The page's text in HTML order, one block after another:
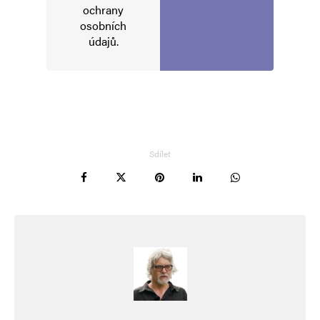
Vaše e-mailová adresa nebude zveřejněna.
Webová stránka
ochrany
osobních
údajů.
Sdílet